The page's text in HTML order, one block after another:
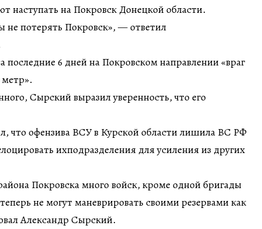
наступать на Покровск Донецкой области.
не потерять Покровск», — ответил
последние 6 дней на Покровском направлении «враг
Сырский выразил уверенность, что его
что офензива ВСУ в Курской области лишила ВС РФ
ихподразделения для усиления из других
Покровска много войск, кроме одной бригады
не могут маневрировать своими резервами как
Александр Сырский.